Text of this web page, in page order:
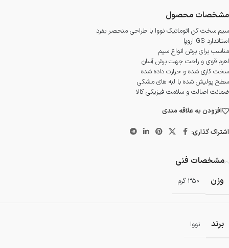
مشخصات محصول
سیم سخت کن اتوماتیک نووا با طراحی منحصر بفرد
استاندارد GS اروپا
مناسب برای برش انواع سیم
اهرم قوی و راحت جهت برش آسان
سخت کاری شده و حرارت داده شده
سطح پولیش شده با لبه های مشکی
ضمانت اصالت و سلامت فیزیکی کالا
افزودن به علاقه مندی
اشتراک گذاری:
مشخصات فنی
وزن
350 گرم
برند نووا